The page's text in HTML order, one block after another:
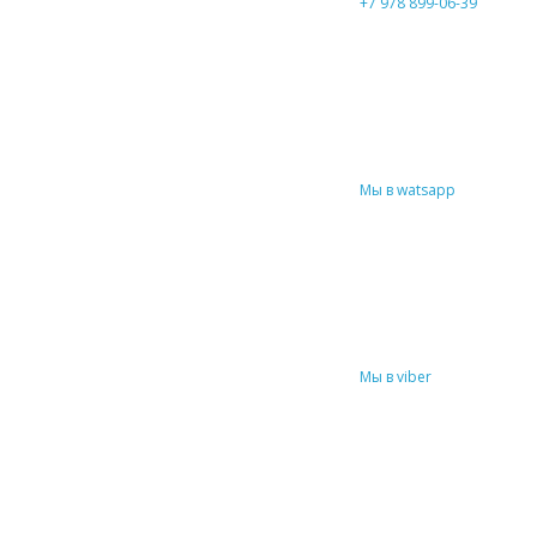
Мы в watsapp
Мы в viber